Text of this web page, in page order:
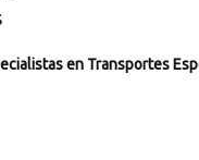
en Transportes